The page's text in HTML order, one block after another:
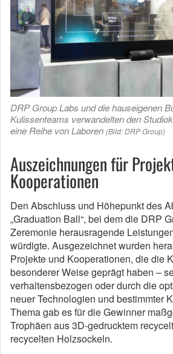
DRP Group Labs und die hauseigenen
Kulissenteams verwandelten den
eine Reihe von Laboren (Bild: DRP Group)
Auszeichnungen für
Kooperationen
Den Abschluss und Höhepunkt des
„Graduation Ball“, bei dem die DRP
Zeremonie herausragende
würdigte. Ausgezeichnet wurden
Projekte und Kooperationen, die die
besonderer Weise geprägt haben –
verhaltensbezogen oder durch die
neuer Technologien und bestimmter
Thema gab es für die Gewinner
Trophäen aus 3D-gedrucktem
recycelten Holzsockeln.